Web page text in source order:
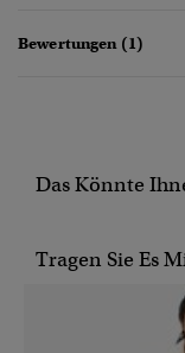
Bewertungen (1)
Das Könnte
Tragen Sie Es